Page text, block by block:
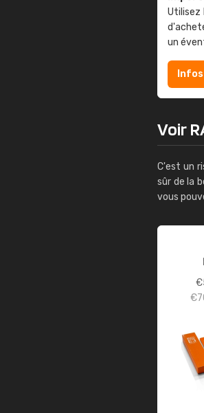
Utilisez
un
Voir
C'est un
sûr de la
vous
€
€